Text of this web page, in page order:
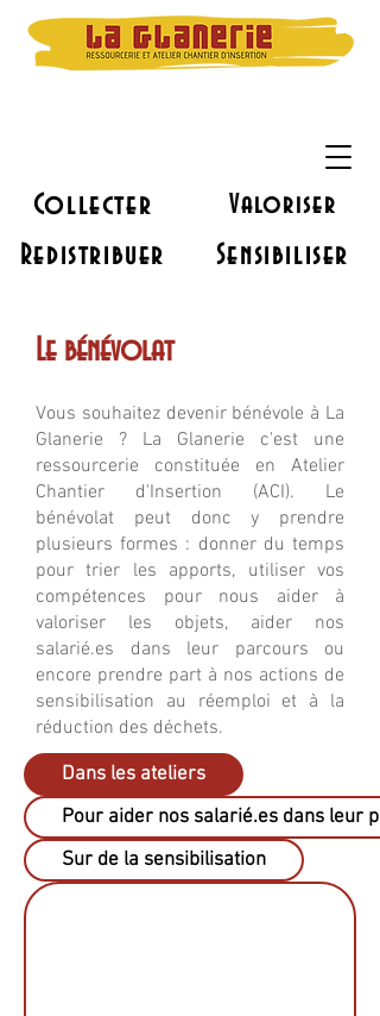
Collecter Valoriser
Redistribuer Sensibiliser
Le bénévolat
Vous souhaitez devenir bénévole à La
Glanerie ? La Glanerie c'est une
ressourcerie constituée en Atelier
Chantier d'Insertion (ACI). Le
bénévolat peut donc y prendre
plusieurs formes : donner du temps
pour trier les apports, utiliser vos
compétences pour nous aider à
valoriser les objets, aider nos
salarié.es dans leur parcours ou
encore prendre part à nos actions de
sensibilisation au réemploi et à la
réduction des déchets.
Dans les ateliers
Pour aider nos salarié.es dans leur
Sur de la sensibilisation